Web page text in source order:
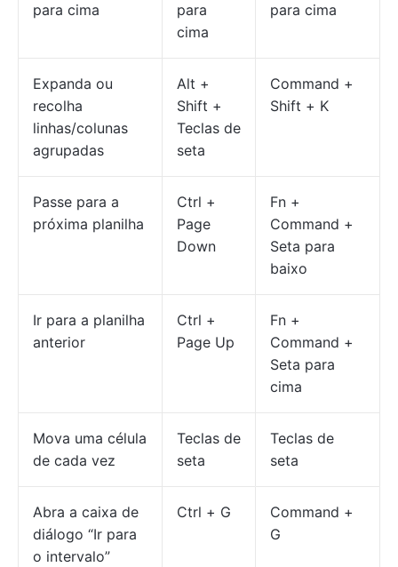
para cima
para
cima
para cima
Expanda ou
recolha
linhas/colunas
agrupadas
Alt +
Shift +
Teclas de
seta
Command +
Shift + K
Passe para a
próxima planilha
Ctrl +
Page
Down
Fn +
Command +
Seta para
baixo
Ir para a planilha
anterior
Ctrl +
Page Up
Fn +
Command +
Seta para
cima
Mova uma célula
de cada vez
Teclas de
seta
Teclas de
seta
Abra a caixa de
diálogo “Ir para
o intervalo”
Ctrl + G
Command +
G